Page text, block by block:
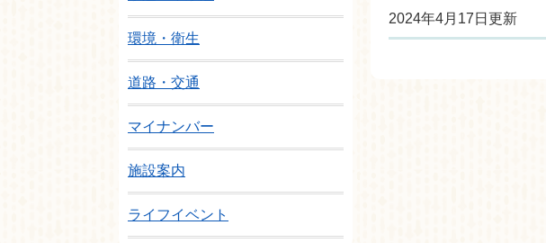
2024年4月17日更新
環境・衛生
道路・交通
マイナンバー
施設案内
ライフイベント